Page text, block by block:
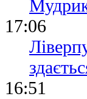
17:06
16:51